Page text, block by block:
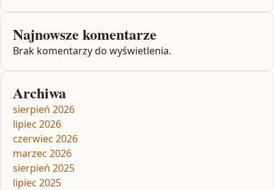
Najnowsze komentarze
Brak komentarzy do wyświetlenia.
Archiwa
sierpień 2026
lipiec 2026
czerwiec 2026
marzec 2026
sierpień 2025
lipiec 2025